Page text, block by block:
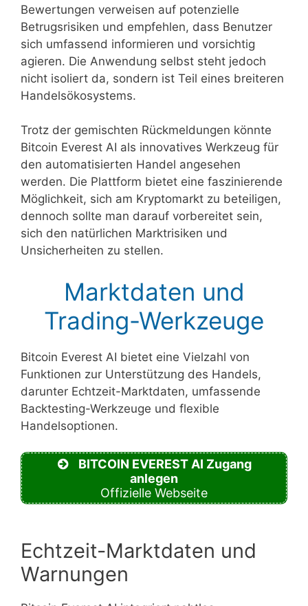
Bewertungen verweisen auf potenzielle
Betrugsrisiken und empfehlen, dass Benutzer
sich umfassend informieren und vorsichtig
agieren. Die Anwendung selbst steht jedoch
nicht isoliert da, sondern ist Teil eines breiteren
Handelsökosystems.
Trotz der gemischten Rückmeldungen könnte
Bitcoin Everest AI als innovatives Werkzeug für
den automatisierten Handel angesehen
werden. Die Plattform bietet eine faszinierende
Möglichkeit, sich am Kryptomarkt zu beteiligen,
dennoch sollte man darauf vorbereitet sein,
sich den natürlichen Marktrisiken und
Unsicherheiten zu stellen.
Marktdaten und
Trading-Werkzeuge
Bitcoin Everest AI bietet eine Vielzahl von
Funktionen zur Unterstützung des Handels,
darunter Echtzeit-Marktdaten, umfassende
Backtesting-Werkzeuge und flexible
Handelsoptionen.
BITCOIN EVEREST AI Zugang
anlegen
Offizielle Webseite
Echtzeit-Marktdaten und
Warnungen